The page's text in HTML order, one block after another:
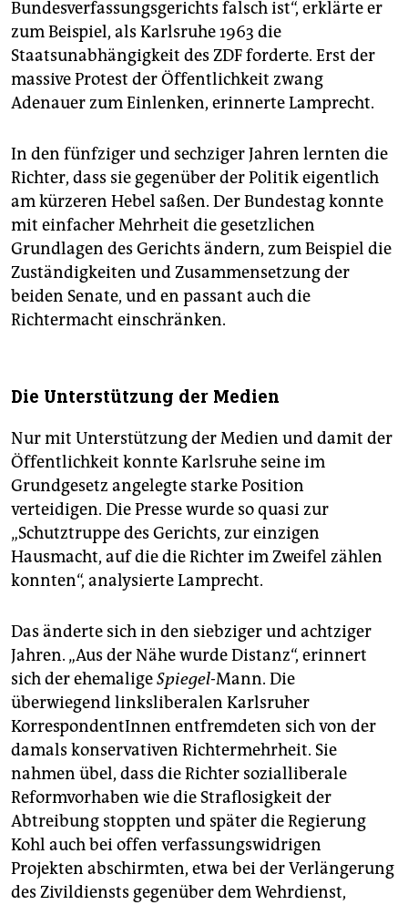
Bundesverfassungsgerichts falsch ist“, erklärte er
zum Beispiel, als Karlsruhe 1963 die
Staatsunabhängigkeit des ZDF forderte. Erst der
massive Protest der Öffentlichkeit zwang
Adenauer zum Einlenken, erinnerte Lamprecht.
In den fünfziger und sechziger Jahren lernten die
Richter, dass sie gegenüber der Politik eigentlich
am kürzeren Hebel saßen. Der Bundestag konnte
mit einfacher Mehrheit die gesetzlichen
Grundlagen des Gerichts ändern, zum Beispiel die
Zuständigkeiten und Zusammensetzung der
beiden Senate, und en passant auch die
Richtermacht einschränken.
Die Unterstützung der Medien
Nur mit Unterstützung der Medien und damit der
Öffentlichkeit konnte Karlsruhe seine im
Grundgesetz angelegte starke Position
verteidigen. Die Presse wurde so quasi zur
„Schutztruppe des Gerichts, zur einzigen
Hausmacht, auf die die Richter im Zweifel zählen
konnten“, analysierte Lamprecht.
Das änderte sich in den siebziger und achtziger
Jahren. „Aus der Nähe wurde Distanz“, erinnert
sich der ehemaligeSpiegel-Mann. Die
überwiegend linksliberalen Karlsruher
KorrespondentInnen entfremdeten sich von der
damals konservativen Richtermehrheit. Sie
nahmen übel, dass die Richter sozialliberale
Reformvorhaben wie die Straflosigkeit der
Abtreibung stoppten und später die Regierung
Kohl auch bei offen verfassungswidrigen
Projekten abschirmten, etwa bei der Verlängerung
des Zivildiensts gegenüber dem Wehrdienst,